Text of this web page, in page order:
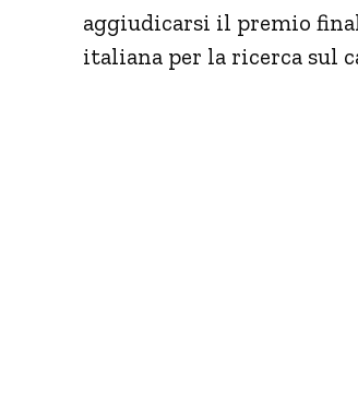
aggiudicarsi il premio
italiana per la ricerca sul